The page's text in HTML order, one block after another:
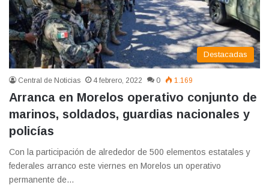
Destacadas
Central de Noticias 4 febrero, 2022 0 1.169
Arranca en Morelos operativo conjunto de
marinos, soldados, guardias nacionales y
policías
Con la participación de alrededor de 500 elementos estatales y
federales arranco este viernes en Morelos un operativo
permanente de…